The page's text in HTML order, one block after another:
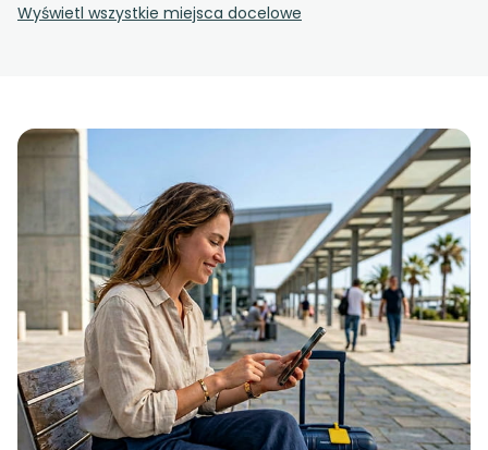
Wyświetl wszystkie miejsca docelowe